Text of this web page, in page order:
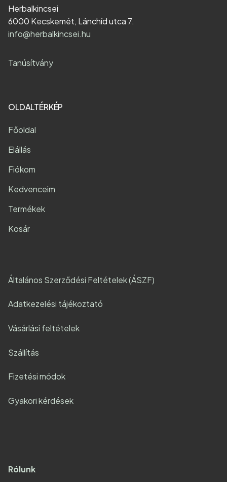
Herbalkincsei
6000 Kecskemét, Lánchíd utca 7.
info@herbalkincsei.hu
Tanúsítvány
OLDALTÉRKÉP
Főoldal
Elállás
Fiókom
Kedvenceim
Termékek
Kosár
Általános Szerződési Feltételek (ÁSZF)
Adatkezelési tájékoztató
Vásárlási feltételek
Szállítás
Fizetési módok
Gyakori kérdések
Rólunk